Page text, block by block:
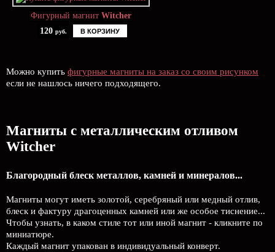
Фигурный магнит Witcher
120 руб. В КОРЗИНУ
Можно купить фигурные магниты на заказ со своим рисунком
если не нашлось ничего подходящего.
Магниты с металлическим отливом
Witcher
Благородный блеск металлов, камней и минералов...
Магниты могут иметь золотой, серебряный или медный отлив,
блеск и фактуру драгоценных камней или же особое тиснение...
Чтобы узнать, в каком стиле тот или иной магнит - кликните по
миниатюре.
Каждый магнит упакован в индивидуальный конверт.